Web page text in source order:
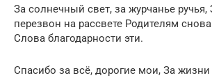
За солнечный свет, за журчанье ручья,
перезвон на рассвете Родителям снова
Слова благодарности эти.
Спасибо за всё, дорогие мои, За